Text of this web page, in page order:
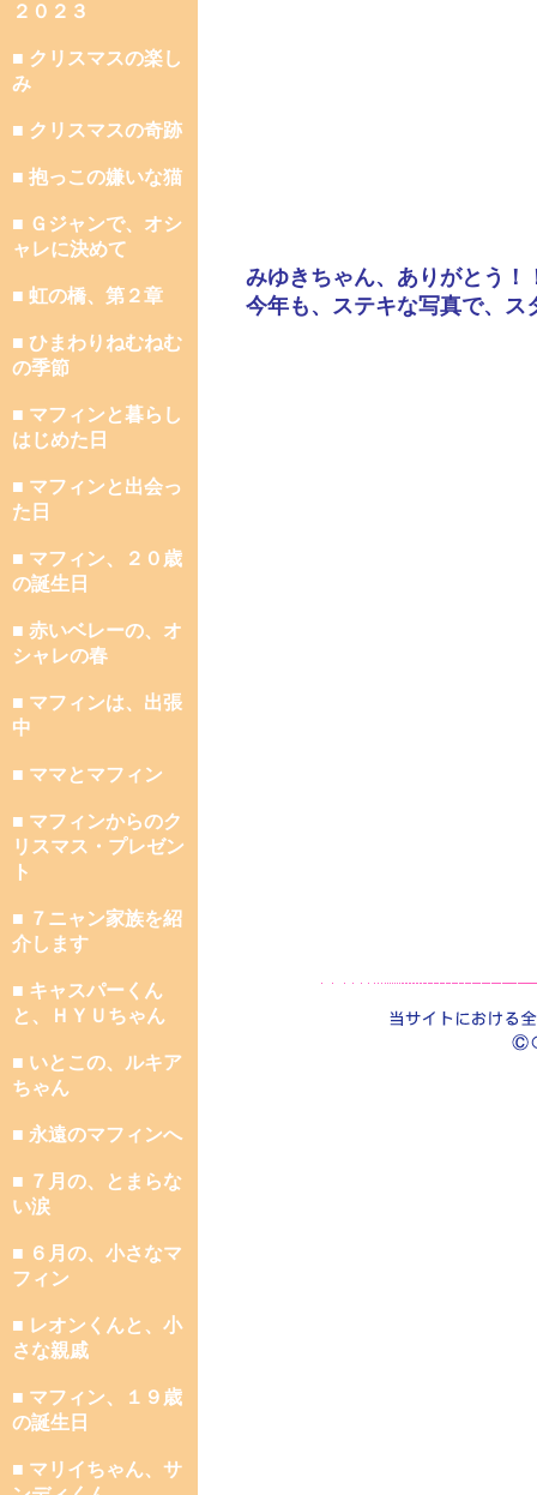
２０２３
■ クリスマスの楽し
み
■ クリスマスの奇跡
■ 抱っこの嫌いな猫
■ Ｇジャンで、オシ
ャレに決めて
■ 虹の橋、第２章
■ ひまわりねむねむ
の季節
■ マフィンと暮らし
はじめた日
■ マフィンと出会っ
た日
■ マフィン、２０歳
の誕生日
■ 赤いベレーの、オ
シャレの春
■ マフィンは、出張
中
■ ママとマフィン
■ マフィンからのク
リスマス・プレゼン
ト
■ ７ニャン家族を紹
介します
■ キャスパーくん
と、ＨＹＵちゃん
■ いとこの、ルキア
ちゃん
■ 永遠のマフィンへ
■ ７月の、とまらな
い涙
■ ６月の、小さなマ
フィン
■ レオンくんと、小
さな親戚
■ マフィン、１９歳
の誕生日
■ マリイちゃん、サ
みゆきちゃん、ありがとう！
今年も、ステキな写真で、ス